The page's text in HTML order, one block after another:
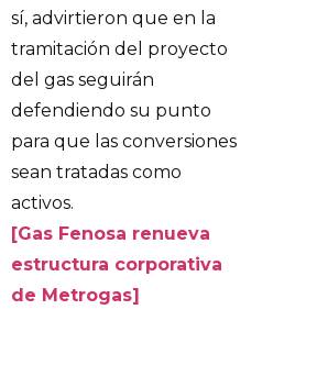
sí, advirtieron que en la
tramitación del proyecto
del gas seguirán
defendiendo su punto
para que las conversiones
sean tratadas como
activos.
[Gas Fenosa renueva
estructura corporativa
de Metrogas]